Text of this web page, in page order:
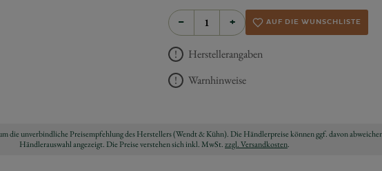
− + AUF DIE WUNSCHLISTE
Herstellerangaben
Warnhinweise
die unverbindliche Preisempfehlung des Herstellers (Wendt & Kühn). Die Händlerpreise können ggf. davon
Händlerauswahl angezeigt. Die Preise verstehen sich inkl. MwSt.zzgl. Versandkosten.